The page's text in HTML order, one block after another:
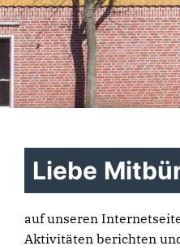
Liebe
auf unseren
Aktivitäten berichten